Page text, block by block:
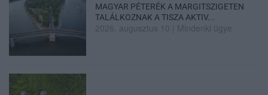
MAGYAR PÉTERÉK A MARGITSZIGETEN
TALÁLKOZNAK A TISZA AKTIV...
2026. augusztus 10 Mindenki ügye